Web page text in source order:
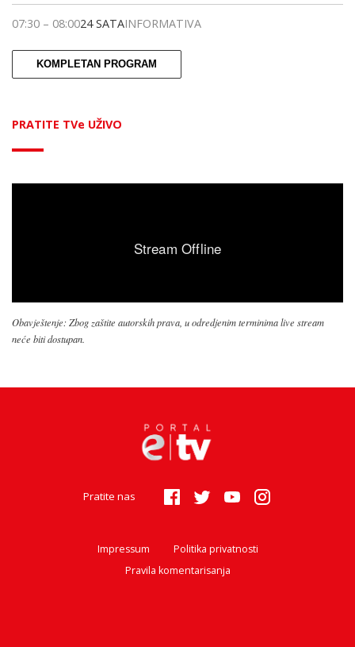
07:30 – 08:0024 SATAINFORMATIVA
KOMPLETAN PROGRAM
PRATITE TVe UŽIVO
Obavještenje: Zbog zaštite autorskih prava, u odredjenim terminima live stream
neće biti dostupan.
Pratite nas
Impressum
Politika privatnosti
Pravila komentarisanja